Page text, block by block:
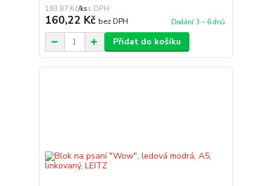
193,87 Kč/ks
160,22 Kč bez DPH Dodání 3 – 6 dnů
Přidat do košíku